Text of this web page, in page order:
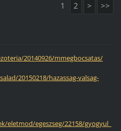
1 2 > >>
20140926/mmegbocsatas/
20150218/hazassag-valsag-
eletmod/egeszseg/22158/gyogyul_